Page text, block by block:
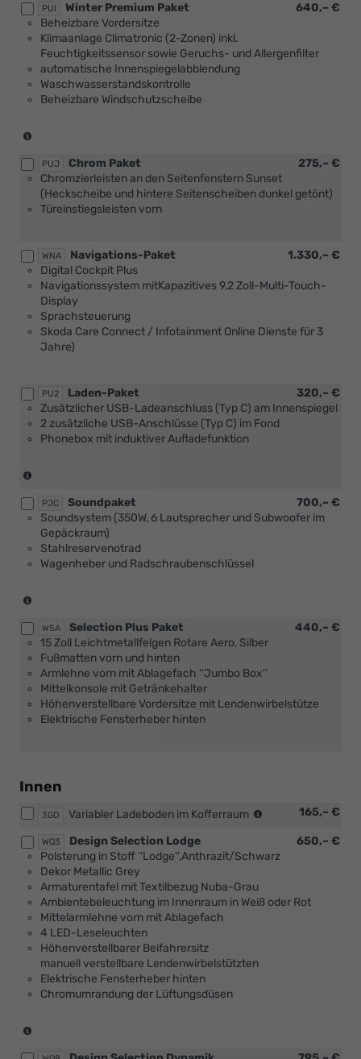
[PLD]
oder
[PLE]
oder
[PLH]
oder
[PLI]
PUI 640,– €
Winter Premium Paket
Beheizbare Vordersitze
Klimaanlage Climatronic (2-Zonen) inkl.
Feuchtigkeitssensor sowie Geruchs- und Allergenfilter
automatische Innenspiegelabblendung
Waschwasserstandskontrolle
Beheizbare Windschutzscheibe
[PLD]
oder
[PLE]
oder
[PLI]
Multifunktionslenkräder,
beheizbar)
PUJ 275,– €
Chrom Paket
Chromzierleisten an den Seitenfenstern Sunset
(Heckscheibe und hintere Seitenscheiben dunkel getönt)
Türeinstiegsleisten vorn
WNA 1.330,– €
Navigations-Paket
Digital Cockpit Plus
Navigationssystem mitKapazitives 9,2 Zoll-Multi-Touch-
Display
Sprachsteuerung
Skoda Care Connect / Infotainment Online Dienste für 3
Jahre)
PU2 320,– €
Laden-Paket
Zusätzlicher USB-Ladeanschluss (Typ C) am Innenspiegel
2 zusätzliche USB-Anschlüsse (Typ C) im Fond
Phonebox mit induktiver Aufladefunktion
Verbindung
mit
[PUV]
Komfort
Plus
Selection
Plus
Paket))
PJC 700,– €
Soundpaket
Soundsystem (350W, 6 Lautsprecher und Subwoofer im
Gepäckraum)
Stahlreservenotrad
Wagenheber und Radschraubenschlüssel
(nur
in
Verbindung
mit
[PY1]
Spurwechselassistent
oder
Plus
[PU3]
Assist
Premium)
WSA 440,– €
Selection Plus Paket
15 Zoll Leichtmetallfelgen Rotare Aero, Silber
Fußmatten vorn und hinten
Armlehne vorn mit Ablagefach ''Jumbo Box''
Mittelkonsole mit Getränkehalter
Höhenverstellbare Vordersitze mit Lendenwirbelstütze
Elektrische Fensterheber hinten
Innen
3GD 165,– €
Variabler Ladeboden im Kofferraum
Verbindung
mit
Paket)
WQ3 650,– €
Design Selection Lodge
Polsterung in Stoff ''Lodge'',Anthrazit/Schwarz
Dekor Metallic Grey
Armaturentafel mit Textilbezug Nuba-Grau
Ambientebeleuchtung im Innenraum in Weiß oder Rot
Mittelarmlehne vorn mit Ablagefach
4 LED-Leseleuchten
Höhenverstellbarer Beifahrersitz
manuell verstellbare Lendenwirbelstützten
Elektrische Fensterheber hinten
Chromumrandung der Lüftungsdüsen